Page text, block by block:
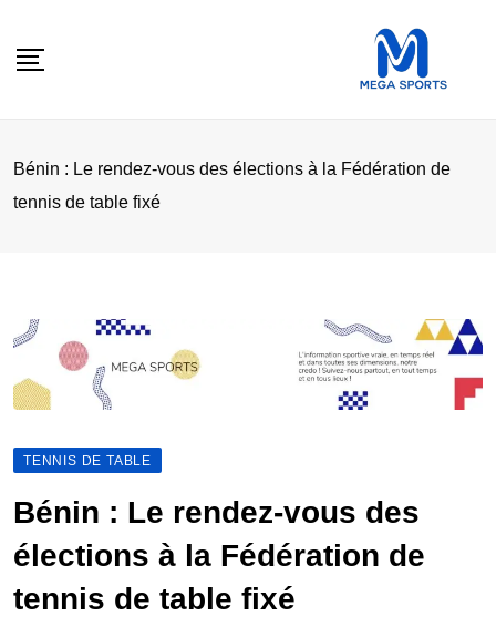
Bénin : Le rendez-vous des élections à la Fédération de
tennis de table fixé
TENNIS DE TABLE
Bénin : Le rendez-vous des
élections à la Fédération de
tennis de table fixé